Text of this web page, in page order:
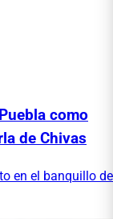
como
de Chivas
en el banquillo de